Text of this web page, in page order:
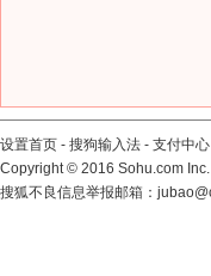
设置首页 - 搜狗输入法 - 支付中心
Copyright© 2016 Sohu.com
搜狐不良信息举报邮箱：